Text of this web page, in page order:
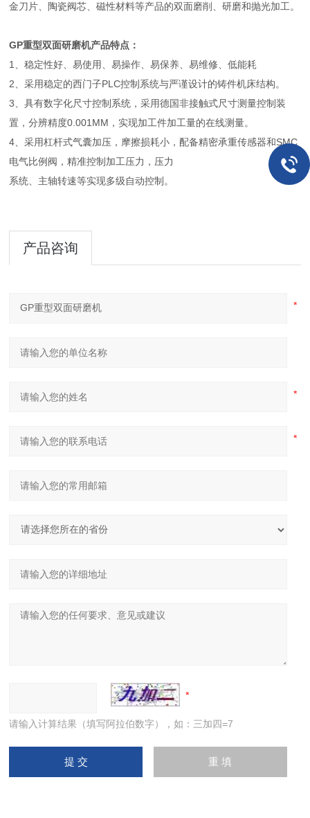
金刀片、陶瓷阀芯、磁性材料等产品的双面磨削、研磨和抛光加工。
GP重型双面研磨机产品特点：
1、稳定性好、易使用、易操作、易保养、易维修、低能耗
2、采用稳定的西门子PLC控制系统与严谨设计的铸件机床结构。
3、具有数字化尺寸控制系统，采用德国非接触式尺寸测量控制装
置，分辨精度0.001MM，实现加工件加工量的在线测量。
4、采用杠杆式气囊加压，摩擦损耗小，配备精密承重传感器和SMC
电气比例阀，精准控制加工压力，压力
系统、主轴转速等实现多级自动控制。
产品咨询
请输入计算结果（填写阿拉伯数字），如：三加四=7